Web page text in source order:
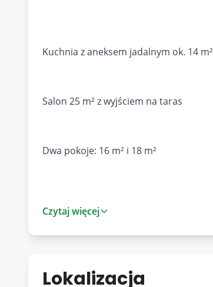
Kuchnia z aneksem jadalnym ok. 14 m²
Salon 25 m² z wyjściem na taras
Dwa pokoje: 16 m² i 18 m²
Czytaj więcej
Lokalizacja